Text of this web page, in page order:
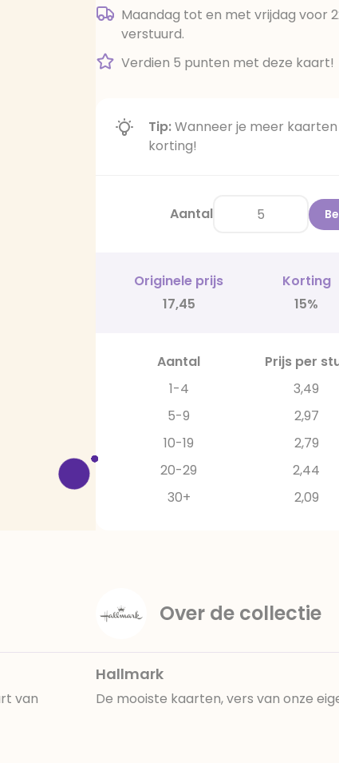
Maandag tot en met vrijdag voor
verstuurd.
Verdien 5 punten met deze kaart!
Tip:Wanneer je meer
korting!
Aantal
Originele prijs Korting
17,45
15%
Aantal Prijs per
1-4
3,49
5-9
2,97
10-19
2,79
20-29
2,44
30+
2,09
van
Over de collectie
Hallmark
De mooiste kaarten, vers van onze